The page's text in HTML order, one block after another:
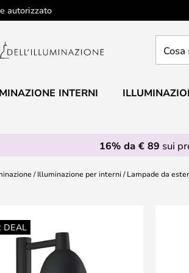
autorizzato
stai
INTERNI
16% da € 89 sui
Illuminazione per interni Lampade da
DEAL